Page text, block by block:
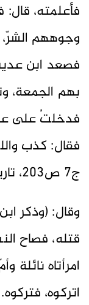
فأعلمته،
وجوههم
فصعد ابن
بهم
فدخلتُ على
فقال: كذب
ج7 ص203، تاريخ دمشق ج39 ص424].
وقال: (وذكر
قتله، فصاح
امرأتاه نائلة
اتركوه،